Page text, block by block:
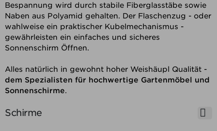
Schirme 
Bespannung wird durch stabile Fiberglasstäbe sowie
Naben aus Polyamid gehalten. Der Flaschenzug - oder
wahlweise ein praktischer Kubelmechanismus -
gewährleisten ein einfaches und sicheres
Sonnenschirm Öffnen.
Alles natürlich in gewohnt hoher Weishäupl Qualität -
dem Spezialisten für hochwertige Gartenmöbel und
Sonnenschirme.